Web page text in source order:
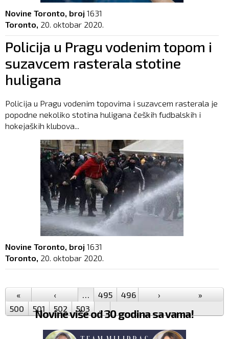
Novine Toronto, broj 1631
Toronto, 20. oktobar 2020.
Policija u Pragu vodenim topom i
suzavcem rasterala stotine
huligana
Policija u Pragu vodenim topovima i suzavcem rasterala je
popodne nekoliko stotina huligana čeških fudbalskih i
hokejaških klubova...
Novine Toronto, broj 1631
Toronto, 20. oktobar 2020.
Pages
« ‹ 495 496 497
499
500
501 502 503 …
› »
Novine više od 30 godina sa vama!